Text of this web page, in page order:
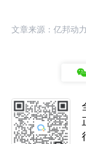
文章来源：亿邦动力